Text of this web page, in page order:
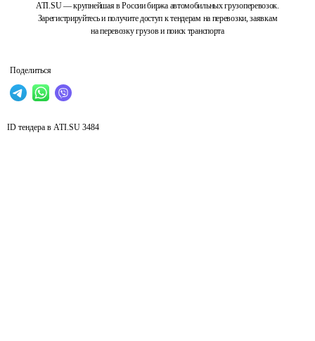
ATI.SU — крупнейшая в России биржа автомобильных грузоперевозок.
Зарегистрируйтесь и получите доступ к тендерам на перевозки, заявкам
на перевозку грузов и поиск транспорта
Поделиться
ID тендера в ATI.SU 3484